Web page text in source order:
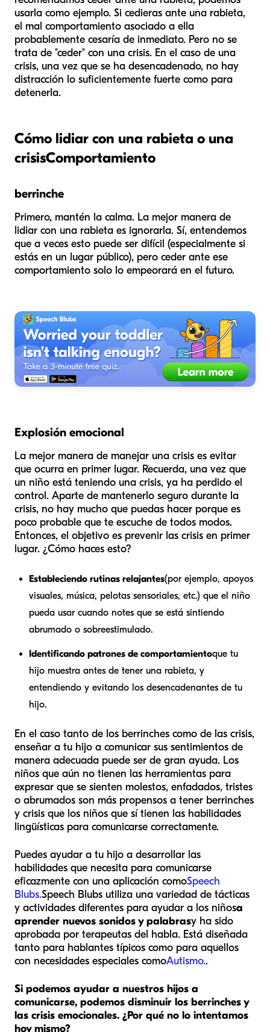
usarla como ejemplo. Si cedieras ante una rabieta,
el mal comportamiento asociado a ella
probablemente cesaría de inmediato. Pero no se
trata de "ceder" con una crisis. En el caso de una
crisis, una vez que se ha desencadenado, no hay
distracción lo suficientemente fuerte como para
detenerla.
Cómo lidiar con una rabieta o una
crisisComportamiento
berrinche
Primero, mantén la calma. La mejor manera de
lidiar con una rabieta es ignorarla. Sí, entendemos
que a veces esto puede ser difícil (especialmente si
estás en un lugar público), pero ceder ante ese
comportamiento solo lo empeorará en el futuro.
Explosión emocional
La mejor manera de manejar una crisis es evitar
que ocurra en primer lugar. Recuerda, una vez que
un niño está teniendo una crisis, ya ha perdido el
control. Aparte de mantenerlo seguro durante la
crisis, no hay mucho que puedas hacer porque es
poco probable que te escuche de todos modos.
Entonces, el objetivo es prevenir las crisis en primer
lugar. ¿Cómo haces esto?
Estableciendo rutinas relajantes(por ejemplo, apoyos
visuales, música, pelotas sensoriales, etc.) que el niño
pueda usar cuando notes que se está sintiendo
abrumado o sobreestimulado.
Identificando patrones de comportamientoque tu
hijo muestra antes de tener una rabieta, y
entendiendo y evitando los desencadenantes de tu
hijo.
En el caso tanto de los berrinches como de las crisis,
enseñar a tu hijo a comunicar sus sentimientos de
manera adecuada puede ser de gran ayuda. Los
niños que aún no tienen las herramientas para
expresar que se sienten molestos, enfadados, tristes
o abrumados son más propensos a tener berrinches
y crisis que los niños que sí tienen las habilidades
lingüísticas para comunicarse correctamente.
Puedes ayudar a tu hijo a desarrollar las
habilidades que necesita para comunicarse
eficazmente con una aplicación comoSpeech
Blubs.Speech Blubs utiliza una variedad de tácticas
y actividades diferentes para ayudar a los niñosa
aprender nuevos sonidos y palabrasy ha sido
aprobada por terapeutas del habla. Está diseñada
tanto para hablantes típicos como para aquellos
con necesidades especiales comoAutismo..
Si podemos ayudar a nuestros hijos a
comunicarse, podemos disminuir los berrinches y
las crisis emocionales. ¿Por qué no lo intentamos
hoy mismo?